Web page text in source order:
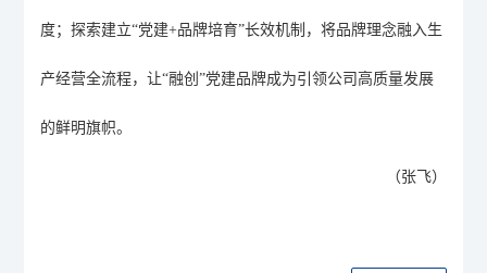
度；探索建立“党建+品牌培育”长效机制，将品牌理念融入生
产经营全流程，让“融创”党建品牌成为引领公司高质量发展
的鲜明旗帜。
（张飞）